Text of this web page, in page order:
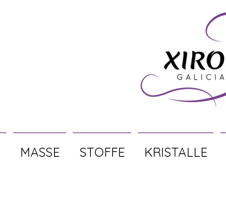
MASSE STOFFE KRISTALLE